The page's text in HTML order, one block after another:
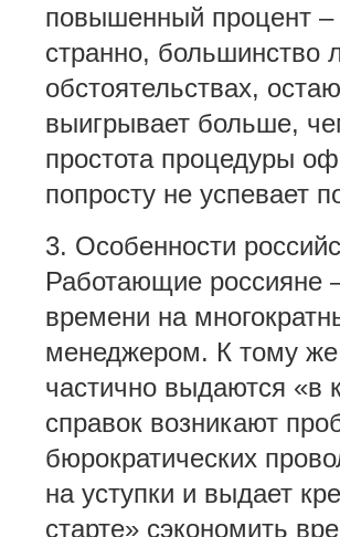
повышенный процент –
странно, большинство
обстоятельствах,
выигрывает больше,
простота процедуры
попросту не успевает
3. Особенности
Работающие россияне
времени на
менеджером. К тому же
частично выдаются «в
справок возникают
бюрократических
на уступки и выдает
старте» сэкономить